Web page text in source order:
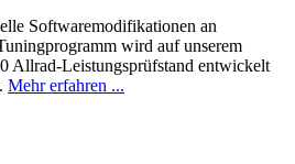
Softwaremodifikationen an
wird auf unserem
Allrad-Leistungsprüfstand entwickelt
Mehr erfahren ...